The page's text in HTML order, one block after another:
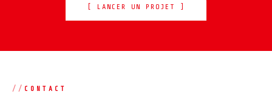
[ LANCER UN PROJET ]
CONTACT